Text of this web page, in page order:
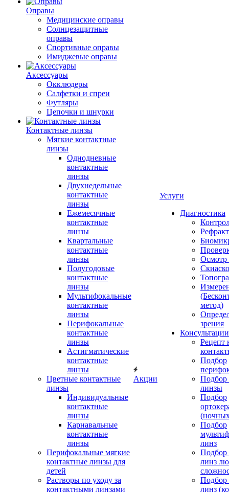
Оправы
Медицинские оправы
Солнцезащитные
оправы
Спортивные оправы
Имиджевые оправы
Аксессуары
Окклюдеры
Салфетки и спреи
Футляры
Цепочки и шнурки
Контактные линзы
Мягкие контактные
линзы
Однодневные
контактные
линзы
Двухнедельные
контактные
линзы
Ежемесячные
контактные
линзы
Квартальные
контактные
линзы
Полугодовые
контактные
линзы
Мультифокальные
контактные
линзы
Перифокальные
контактные
линзы
Астигматические
контактные
линзы
Цветные контактные
линзы
Индивидуальные
контактные
линзы
Карнавальные
контактные
линзы
Перифокальные мягкие
контактные линзы для
детей
Растворы по уходу за
контактными линзами
Акции
Услуги
Диагностика
Осмотр
метод)
зрения
Рецепт
Подбор
Подбор
линзы
Подбор
Подбор
линз
Подбор
линз
Подбор
линз